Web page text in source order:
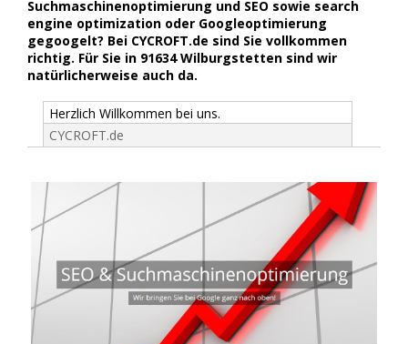
Suchmaschinenoptimierung und SEO sowie search
engine optimization oder Googleoptimierung
gegoogelt? Bei CYCROFT.de sind Sie vollkommen
richtig. Für Sie in 91634 Wilburgstetten sind wir
natürlicherweise auch da.
Herzlich Willkommen bei uns.
CYCROFT.de